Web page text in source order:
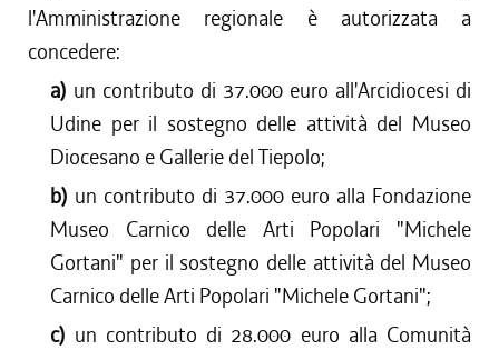
l'Amministrazione regionale è autorizzata a
concedere:
a) un contributo di 37.000 euro all'Arcidiocesi di
Udine per il sostegno delle attività del Museo
Diocesano e Gallerie del Tiepolo;
b) un contributo di 37.000 euro alla Fondazione
Museo Carnico delle Arti Popolari "Michele
Gortani" per il sostegno delle attività del Museo
Carnico delle Arti Popolari "Michele Gortani";
c) un contributo di 28.000 euro alla Comunità